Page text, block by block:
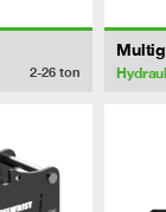
2-26 ton